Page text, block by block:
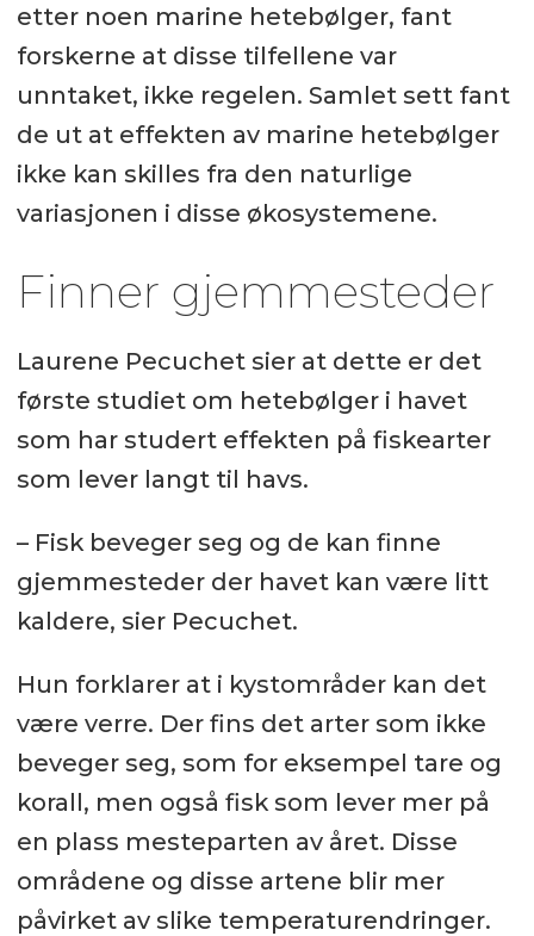
etter noen marine hetebølger, fant
forskerne at disse tilfellene var
unntaket, ikke regelen. Samlet sett fant
de ut at effekten av marine hetebølger
ikke kan skilles fra den naturlige
variasjonen i disse økosystemene.
Finner gjemmesteder
Laurene Pecuchet sier at dette er det
første studiet om hetebølger i havet
som har studert effekten på fiskearter
som lever langt til havs.
– Fisk beveger seg og de kan finne
gjemmesteder der havet kan være litt
kaldere, sier Pecuchet.
Hun forklarer at i kystområder kan det
være verre. Der fins det arter som ikke
beveger seg, som for eksempel tare og
korall, men også fisk som lever mer på
en plass mesteparten av året. Disse
områdene og disse artene blir mer
påvirket av slike temperaturendringer.